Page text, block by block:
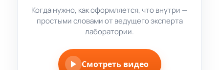
Когда нужно, как оформляется, что внутри —
простыми словами от ведущего эксперта
лаборатории.
Смотреть видео